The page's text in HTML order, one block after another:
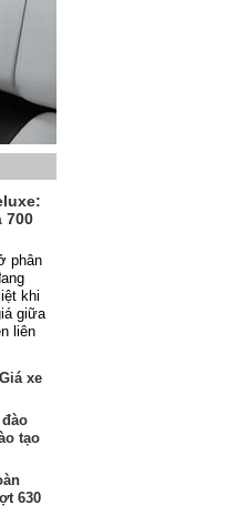
700
phân
khi
giữa
liên
xe
tạo
630